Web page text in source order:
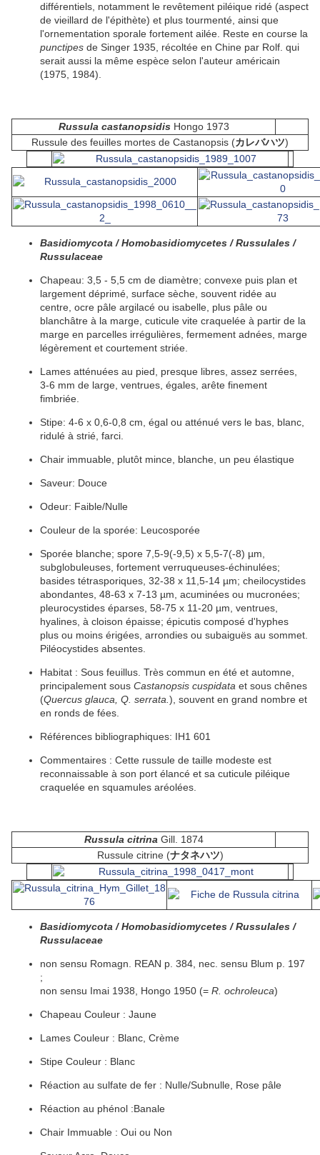
différentiels, notamment le revêtement piléique ridé (aspect
de vieillard de l'épithète) et plus tourmenté, ainsi que
l'ornementation sporale fortement ailée . Reste en course la
punctipes de Singer 1935, récoltée en Chine par Rolf. qui
serait aussi la même espèce selon l'auteur américain
(1975, 1984).
Russula castanopsidis Hongo 1973
Russule des feuilles mortes de Castanopsis (カレバハツ)
Basidiomycota / Homobasidiomycetes / Russulales /
Russulaceae
Chapeau: 3,5 - 5,5 cm de diamètre; convexe puis plan et
largement déprimé , surface sèche , souvent ridée au
centre, ocre pâle argilacé ou isabelle , plus pâle ou
blanchâtre à la marge cuticule vite craquelée à partir de la
marge en parcelles irrégulières , fermement adnées marge
légèrement et courtement striée
Lames atténuées au pied , presque libres , assez serrées
3-6 mm de large, ventrues , égales, arête finement
fimbriée
Stipe: 4-6 x 0,6-0,8 cm, égal ou atténué vers le bas, blanc,
ridulé à strié farci
Chair immuable, plutôt mince , blanche, un peu élastique
Saveur: Douce
Odeur: Faible/Nulle
Couleur de la sporée: Leucosporée
Sporée blanche; spore 7,5-9(-9,5) x 5,5-7(-8) µm,
subglobuleuses, fortement verruqueuses-échinulées;
basides tétrasporiques, 32-38 x 11,5-14 µm; cheilocystides
abondantes, 48-63 x 7-13 µm, acuminées ou mucronées;
pleurocystides éparses, 58-75 x 11-20 µm, ventrues
hyalines , à cloison épaisse; épicutis composé d'hyphes
plus ou moins érigées, arrondies ou subaiguës au sommet.
Piléocystides absentes.
Habitat : Sous feuillus. Très commun en été et automne,
principalement sous Castanopsis cuspidata et sous chênes
(Quercus glauca, Q. serrata. ), souvent en grand nombre et
en ronds de fées.
Références bibliographiques: IH1 601
Commentaires : Cette russule de taille modeste est
reconnaissable à son port élancé et sa cuticule piléique
craquelée en squamules aréolées
Russula citrina Gill. 1874
Russule citrine (ナタネハツ)
Basidiomycota / Homobasidiomycetes / Russulales /
Russulaceae
non sensu Romagn. REAN p. 384, nec. sensu Blum p. 197
;
non sensu Imai 1938, Hongo 1950 (= R. ochroleuca)
Chapeau Couleur : Jaune
Lames Couleur : Blanc, Crème
Stipe Couleur : Blanc
Réaction au sulfate de fer : Nulle/Subnulle, Rose pâle
Réaction au phénol :Banale
Chair Immuable : Oui ou Non